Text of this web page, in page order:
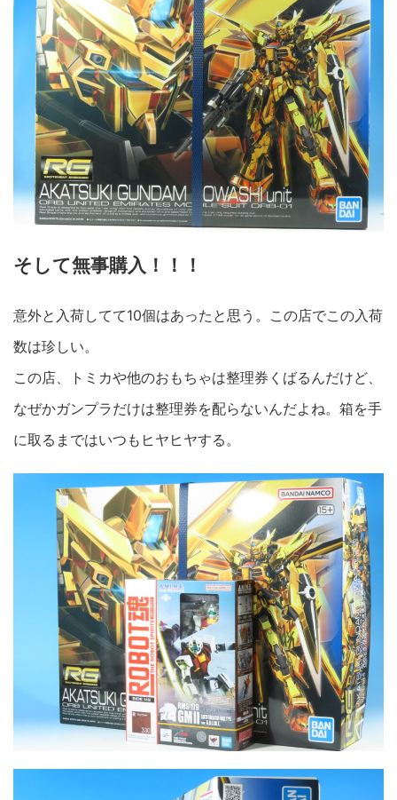
そして無事購入！！！
意外と入荷してて10個はあったと思う。この店でこの入荷
数は珍しい。
この店、トミカや他のおもちゃは整理券くばるんだけど、
なぜかガンプラだけは整理券を配らないんだよね。箱を手
に取るまではいつもヒヤヒヤする。